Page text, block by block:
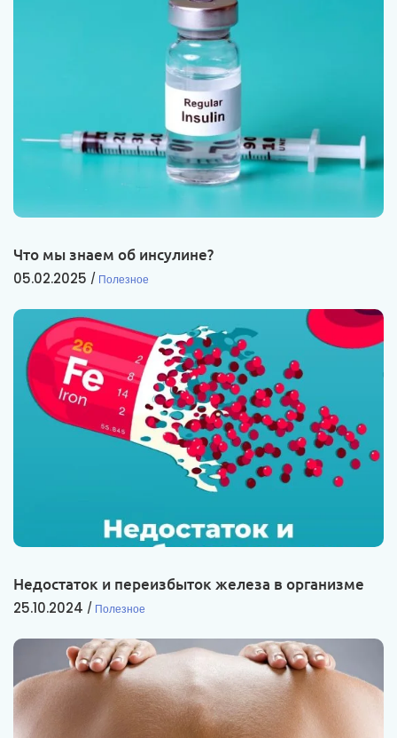
Что мы знаем об инсулине?
05.02.2025 Полезное
Недостаток и переизбыток железа в организме
25.10.2024 Полезное